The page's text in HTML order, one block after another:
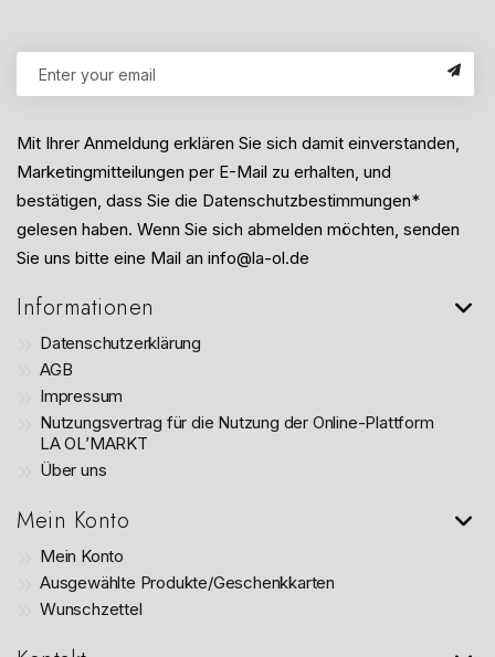
Mit Ihrer Anmeldung erklären Sie sich damit einverstanden,
Marketingmitteilungen per E-Mail zu erhalten, und
bestätigen, dass Sie die Datenschutzbestimmungen*
gelesen haben. Wenn Sie sich abmelden möchten, senden
Sie uns bitte eine Mail an info@la-ol.de
Informationen
Datenschutzerklärung
AGB
Impressum
Nutzungsvertrag für die Nutzung der Online-Plattform
LA OL’MARKT
Über uns
Mein Konto
Mein Konto
Ausgewählte Produkte/Geschenkkarten
Wunschzettel